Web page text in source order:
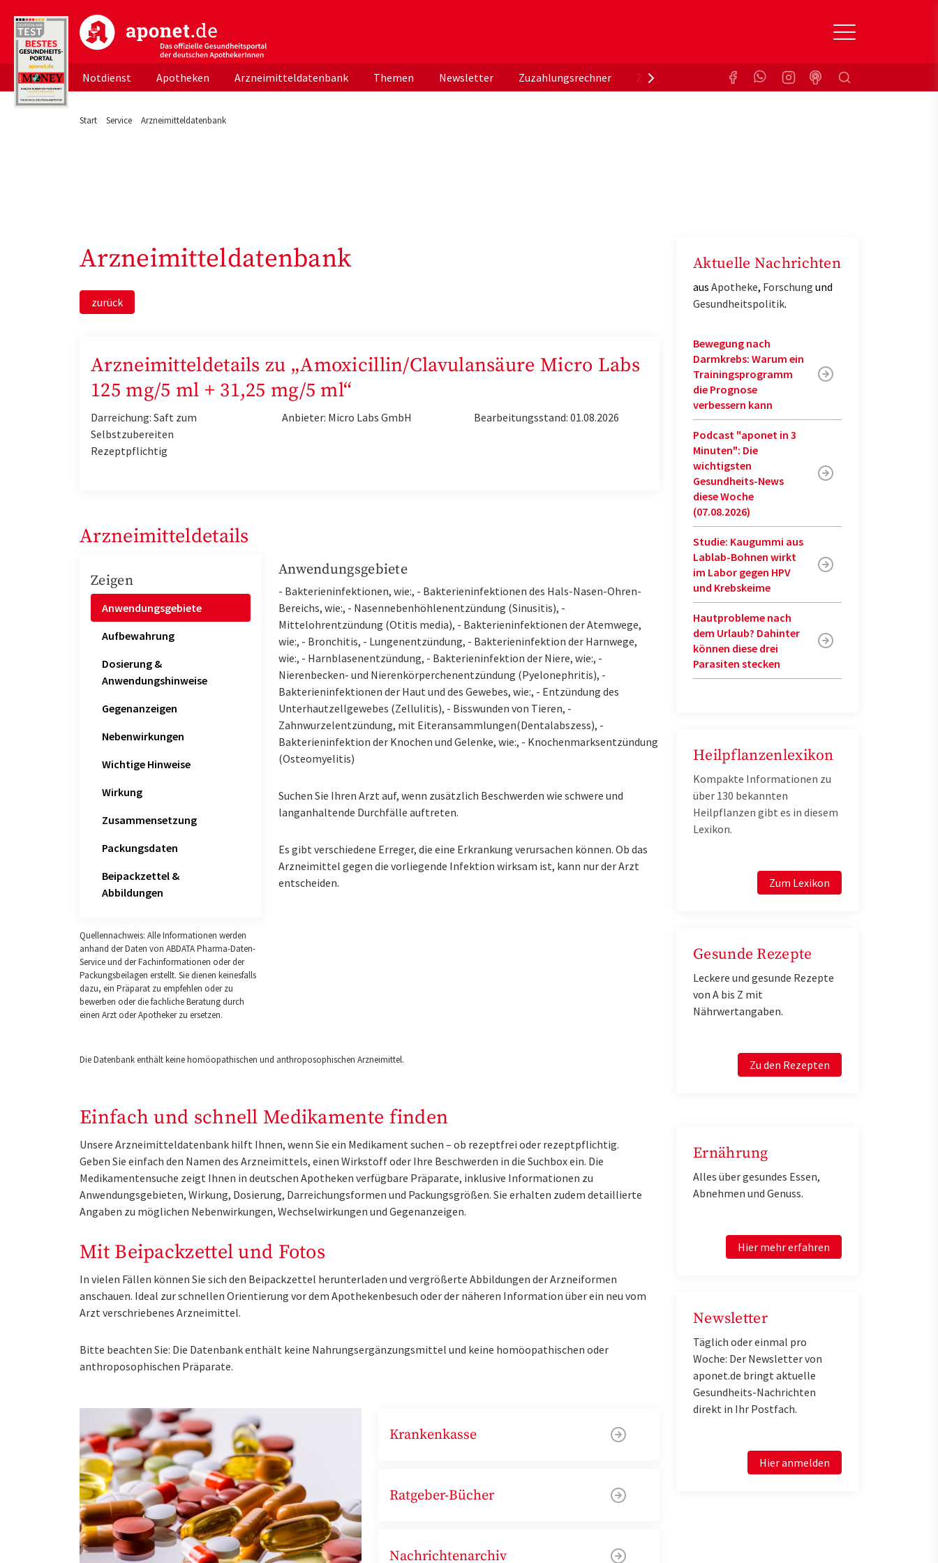
aponet.de - Das offizielle Gesundheitsportal der deutschen ApothekerInnen
Notdienst Apotheken Arzneimitteldatenbank Themen Newsletter Zuzahlungsrechner Zuzahlungsbefreiung KrankenkasseSuchen
Start Service Arzneimitteldatenbank
Arzneimitteldatenbank
zurück
Arzneimitteldetails zu „Amoxicillin/Clavulansäure Micro Labs
125 mg/5 ml + 31,25 mg/5 ml“
Darreichung: Saft zum
Selbstzubereiten
Rezeptpflichtig
Anbieter: Micro Labs GmbH Bearbeitungsstand: 01.08.2026
Arzneimitteldetails
Zeigen
Anwendungsgebiete
Aufbewahrung
Dosierung &
Anwendungshinweise
Gegenanzeigen
Nebenwirkungen
Wichtige Hinweise
Wirkung
Zusammensetzung
Packungsdaten
Beipackzettel &
Abbildungen
Quellennachweis: Alle Informationen werden
anhand der Daten von ABDATA Pharma-Daten-
Service und der Fachinformationen oder der
Packungsbeilagen erstellt. Sie dienen keinesfalls
dazu, ein Präparat zu empfehlen oder zu
bewerben oder die fachliche Beratung durch
einen Arzt oder Apotheker zu ersetzen.
Anwendungsgebiete
- Bakterieninfektionen, wie:, - Bakterieninfektionen des Hals-Nasen-Ohren-
Bereichs, wie:, - Nasennebenhöhlenentzündung (Sinusitis), -
Mittelohrentzündung (Otitis media), - Bakterieninfektionen der Atemwege,
wie:, - Bronchitis, - Lungenentzündung, - Bakterieninfektion der Harnwege,
wie:, - Harnblasenentzündung, - Bakterieninfektion der Niere, wie:, -
Nierenbecken- und Nierenkörperchenentzündung (Pyelonephritis), -
Bakterieninfektionen der Haut und des Gewebes, wie:, - Entzündung des
Unterhautzellgewebes (Zellulitis), - Bisswunden von Tieren, -
Zahnwurzelentzündung, mit Eiteransammlungen(Dentalabszess), -
Bakterieninfektion der Knochen und Gelenke, wie:, - Knochenmarksentzündung
(Osteomyelitis)
Suchen Sie Ihren Arzt auf, wenn zusätzlich Beschwerden wie schwere und
langanhaltende Durchfälle auftreten.
Es gibt verschiedene Erreger, die eine Erkrankung verursachen können. Ob das
Arzneimittel gegen die vorliegende Infektion wirksam ist, kann nur der Arzt
entscheiden.
Die Datenbank enthält keine homöopathischen und anthroposophischen Arzneimittel.
Einfach und schnell Medikamente finden
Unsere Arzneimitteldatenbank hilft Ihnen, wenn Sie ein Medikament suchen – ob rezeptfrei oder rezeptpflichtig.
Geben Sie einfach den Namen des Arzneimittels, einen Wirkstoff oder Ihre Beschwerden in die Suchbox ein. Die
Medikamentensuche zeigt Ihnen in deutschen Apotheken verfügbare Präparate, inklusive Informationen zu
Anwendungsgebieten, Wirkung, Dosierung, Darreichungsformen und Packungsgrößen. Sie erhalten zudem detaillierte
Angaben zu möglichen Nebenwirkungen, Wechselwirkungen und Gegenanzeigen.
Mit Beipackzettel und Fotos
In vielen Fällen können Sie sich den Beipackzettel herunterladen und vergrößerte Abbildungen der Arzneiformen
anschauen. Ideal zur schnellen Orientierung vor dem Apothekenbesuch oder der näheren Information über ein neu vom
Arzt verschriebenes Arzneimittel.
Bitte beachten Sie: Die Datenbank enthält keine Nahrungsergänzungsmittel und keine homöopathischen oder
anthroposophischen Präparate.
Krankenkasse
Ratgeber-Bücher
Nachrichtenarchiv
Aktuelle Nachrichten
aus Apotheke, Forschung und
Gesundheitspolitik.
Bewegung nach
Darmkrebs: Warum ein
Trainingsprogramm
die Prognose
verbessern kann
Podcast "aponet in 3
Minuten": Die
wichtigsten
Gesundheits-News
diese Woche
(07.08.2026)
Studie: Kaugummi aus
Lablab-Bohnen wirkt
im Labor gegen HPV
und Krebskeime
Hautprobleme nach
dem Urlaub? Dahinter
können diese drei
Parasiten stecken
Heilpflanzenlexikon
Kompakte Informationen zu
über 130 bekannten
Heilpflanzen gibt es in diesem
Lexikon.
Zum Lexikon
Gesunde Rezepte
Leckere und gesunde Rezepte
von A bis Z mit
Nährwertangaben.
Zu den Rezepten
Ernährung
Alles über gesundes Essen,
Abnehmen und Genuss.
Hier mehr erfahren
Newsletter
Täglich oder einmal pro
Woche: Der Newsletter von
aponet.de bringt aktuelle
Gesundheits-Nachrichten
direkt in Ihr Postfach.
Hier anmelden